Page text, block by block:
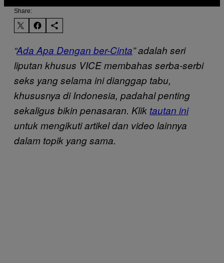
Share:
“Ada Apa Dengan ber-Cinta” adalah seri
liputan khusus VICE membahas serba-serbi
seks yang selama ini dianggap tabu,
khususnya di Indonesia, padahal penting
sekaligus bikin penasaran. Klik tautan ini
untuk mengikuti artikel dan video lainnya
dalam topik yang sama.